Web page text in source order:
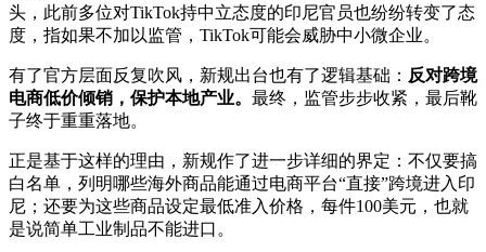
头，此前多位对TikTok持中立态度的印尼官员也纷纷转变了态
度，指如果不加以监管，TikTok可能会威胁中小微企业。
有了官方层面反复吹风，新规出台也有了逻辑基础： 反对跨境
电商低价倾销，保护本地产业。 最终，监管步步收紧，最后靴
子终于重重落地。
正是基于这样的理由，新规作了进一步详细的界定：不仅要搞
白名单，列明哪些海外商品能通过电商平台“直接”跨境进入印
尼；还要为这些商品设定最低准入价格，每件100美元，也就
是说简单工业制品不能进口。